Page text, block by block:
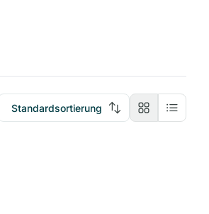
Standardsortierung